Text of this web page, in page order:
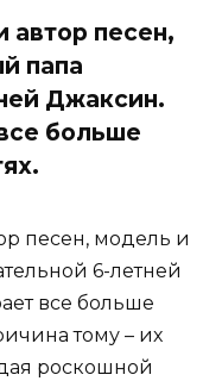
автор песен,
папа
Джаксин.
больше
песен, модель и
6-летней
все больше
тому – их
роскошной